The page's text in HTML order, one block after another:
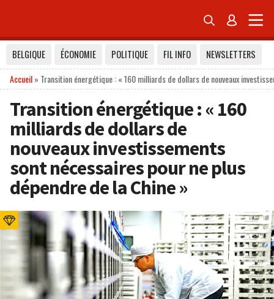
 
BELGIQUE ÉCONOMIE POLITIQUE FIL INFO
NEWSLETTERS
Accueil» Transition énergétique : « 160 milliards de dollars de nouveaux
Transition énergétique : « 160
milliards de dollars de
nouveaux investissements
sont nécessaires pour ne plus
dépendre de la Chine »